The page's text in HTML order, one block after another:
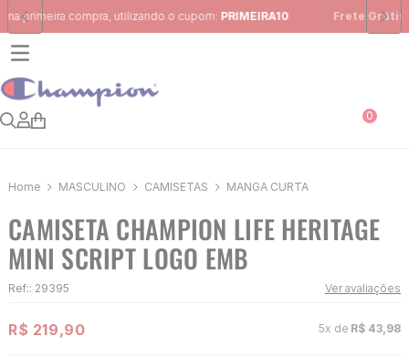
Frete Grátispara região Sudeste em pedidos acima de R$ 399,00
0
MASCULINO CAMISETAS MANGA CURTA
CAMISETA CHAMPION LIFE HERITAGE
MINI SCRIPT LOGO EMB
Ref:: 29395 Ver avaliações
R$ 219,90 5x de R$ 43 98